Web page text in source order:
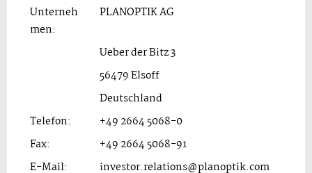
Unterneh
men:
PLANOPTIK AG
Ueber der Bitz 3
56479 Elsoff
Deutschland
Telefon:
+49 2664 5068-0
Fax:
+49 2664 5068-91
E-Mail:
investor.relations@planoptik.com